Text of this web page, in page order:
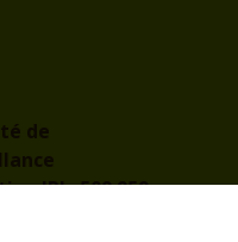
de
IPI :509.959